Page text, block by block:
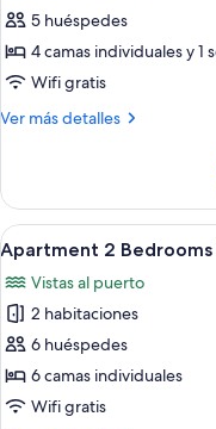
+2
children)
de
Apartment
2
Marina
Adults
+
children)
5 huéspedes
4 camas individuales y 1
Wifi gratis
Ver más detalles
Más
2
Bedrooms
Marina
View
(2
Adults
3
children)
Abrir
todas
las
fotos
de
Apartment
2
9
Apartment 2
Vistas al puerto
2 habitaciones
6 huéspedes
6 camas individuales
Wifi gratis